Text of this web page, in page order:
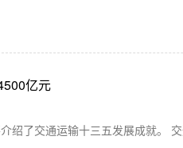
亿元
绍了交通运输十三五发展成就。